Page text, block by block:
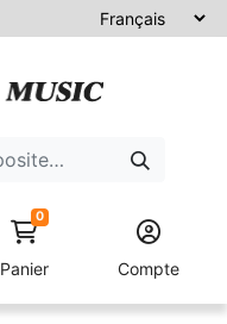
0
Panier Compte